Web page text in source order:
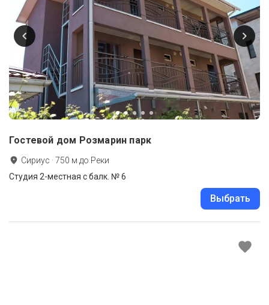
Гостевой дом Розмарин парк
Сириус ·750 м до Реки
Студия 2-местная с балк. № 6
Выбрать